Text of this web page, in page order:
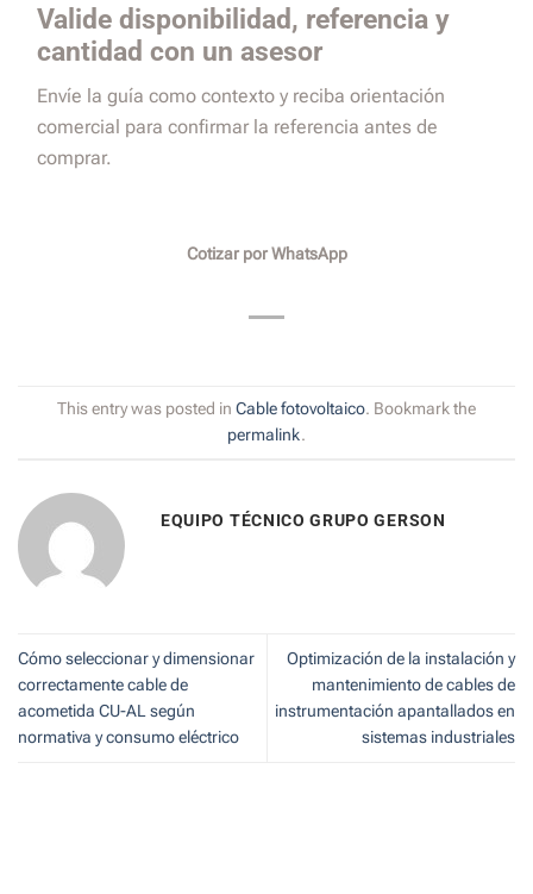
Valide disponibilidad, referencia y
cantidad con un asesor
Envíe la guía como contexto y reciba orientación
comercial para confirmar la referencia antes de
comprar.
Cotizar por WhatsApp
This entry was posted in Cable fotovoltaico. Bookmark the
permalink.
EQUIPO TÉCNICO GRUPO GERSON
Cómo seleccionar y dimensionar
correctamente cable de
acometida CU-AL según
normativa y consumo eléctrico
Optimización de la instalación y
mantenimiento de cables de
instrumentación apantallados en
sistemas industriales